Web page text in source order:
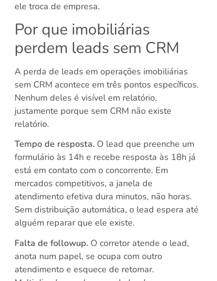
ele troca de empresa.
Por que imobiliárias
perdem leads sem CRM
A perda de leads em operações imobiliárias
sem CRM acontece em três pontos específicos.
Nenhum deles é visível em relatório,
justamente porque sem CRM não existe
relatório.
Tempo de resposta. O lead que preenche um
formulário às 14h e recebe resposta às 18h já
está em contato com o concorrente. Em
mercados competitivos, a janela de
atendimento efetiva dura minutos, não horas.
Sem distribuição automática, o lead espera até
alguém reparar que ele existe.
Falta de followup. O corretor atende o lead,
anota num papel, se ocupa com outro
atendimento e esquece de retomar.